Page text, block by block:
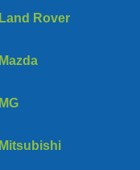
Land Rover
Mazda
MG
Mitsubishi